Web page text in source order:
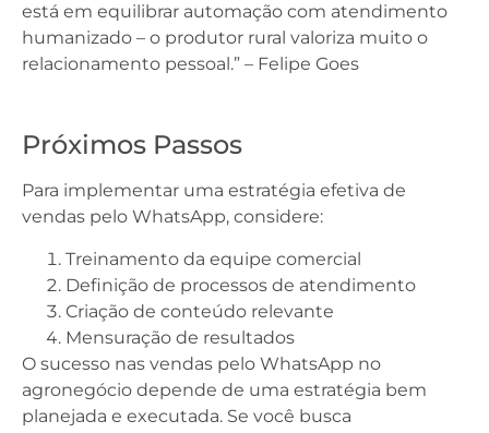
está em equilibrar automação com atendimento
humanizado – o produtor rural valoriza muito o
relacionamento pessoal.” – Felipe Goes
Próximos Passos
Para implementar uma estratégia efetiva de
vendas pelo WhatsApp, considere:
Treinamento da equipe comercial
Definição de processos de atendimento
Criação de conteúdo relevante
Mensuração de resultados
O sucesso nas vendas pelo WhatsApp no
agronegócio depende de uma estratégia bem
planejada e executada. Se você busca